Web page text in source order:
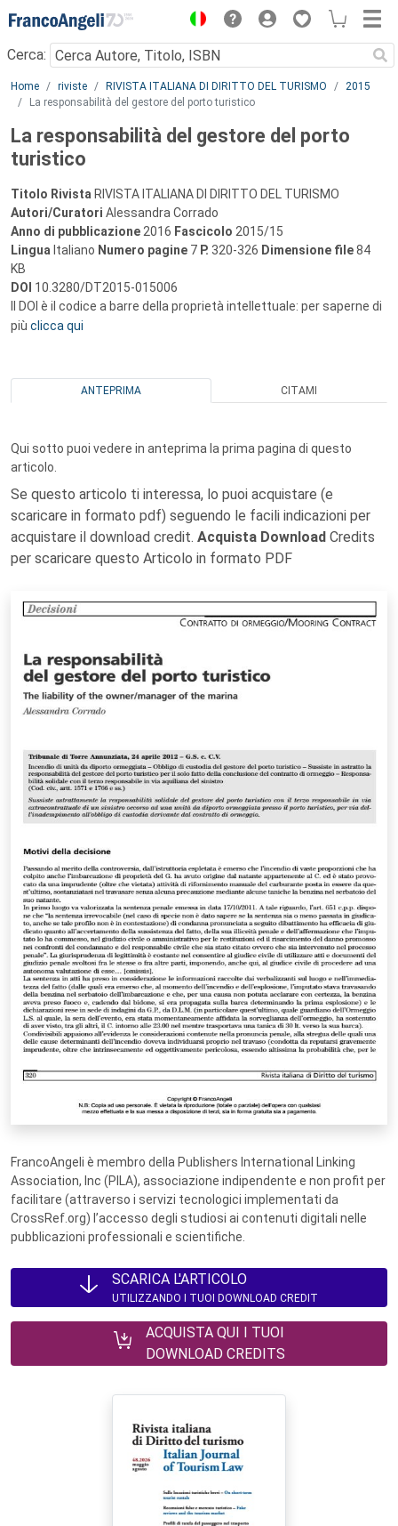
Menu
Cerca:
Main content
Home riviste RIVISTA ITALIANA DI DIRITTO DEL TURISMO
2015
La responsabilità del gestore del porto turistico
La responsabilità del gestore del porto
turistico
Titolo Rivista RIVISTA ITALIANA DI DIRITTO DEL TURISMO
Autori/Curatori Alessandra Corrado
Anno di pubblicazione 2016 Fascicolo 2015/15
Lingua Italiano Numero pagine 7 P. 320-326 Dimensione file84
KB
DOI 10.3280/DT2015-015006
Il DOI è il codice a barre della proprietà intellettuale: per saperne di
più clicca qui
ANTEPRIMA CITAMI
Qui sotto puoi vedere in anteprima la prima pagina di questo
articolo.
Se questo articolo ti interessa, lo puoi acquistare (e
scaricare in formato pdf) seguendo le facili indicazioni per
acquistare il download credit. Acquista Download Credits
per scaricare questo Articolo in formato PDF
FrancoAngeli è membro della Publishers International Linking
Association, Inc (PILA), associazione indipendente e non profit per
facilitare (attraverso i servizi tecnologici implementati da
CrossRef.org) l’accesso degli studiosi ai contenuti digitali nelle
pubblicazioni professionali e scientifiche.
SCARICA L'ARTICOLO
UTILIZZANDO I TUOI DOWNLOAD CREDIT
ACQUISTA QUI I TUOI
DOWNLOAD CREDITS